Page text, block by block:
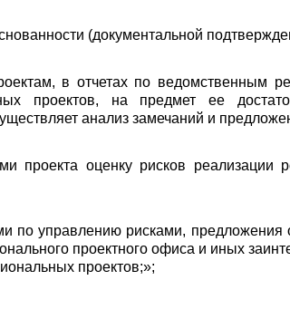
(документальной
в отчетах по ведомственным
проектов, на предмет ее
анализ замечаний и
проекта оценку рисков реализации
по управлению рисками, предложения
проектного офиса и иных
проектов;»;